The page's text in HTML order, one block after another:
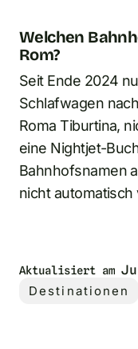
Welchen
Rom?
Seit Ende 2024
Schlafwagen
Roma Tiburtina,
eine Nightjet-
Bahnhofsnamen
nicht automatisch
Aktualisiert am
Destinationen